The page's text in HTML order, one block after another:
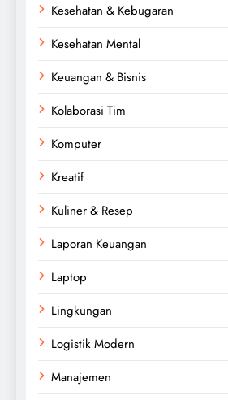
Kesehatan & Kebugaran
Kesehatan Mental
Keuangan & Bisnis
Kolaborasi Tim
Komputer
Kreatif
Kuliner & Resep
Laporan Keuangan
Laptop
Lingkungan
Logistik Modern
Manajemen